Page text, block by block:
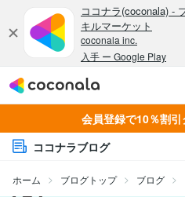
会員登録で10％割引
ココナラブログ
ホーム ブログトップ ブログ